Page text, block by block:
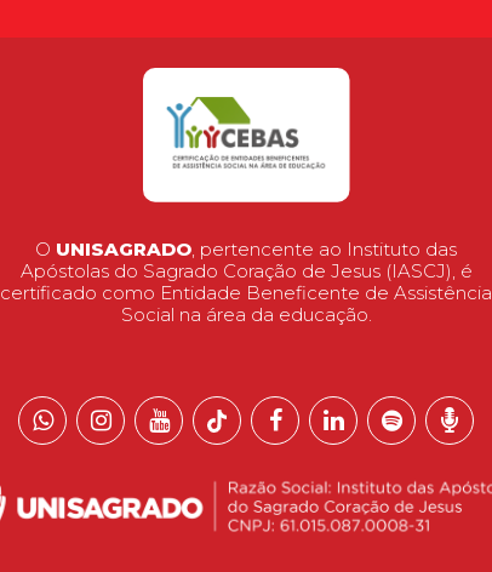
O UNISAGRADO, pertencente ao Instituto das
Apóstolas do Sagrado Coração de Jesus (IASCJ), é
certificado como Entidade Beneficente de Assistência
Social na área da educação.